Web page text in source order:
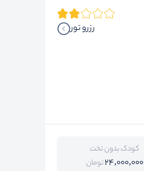
رزرو تور
کودک بدون تخت
24,000,000تومان